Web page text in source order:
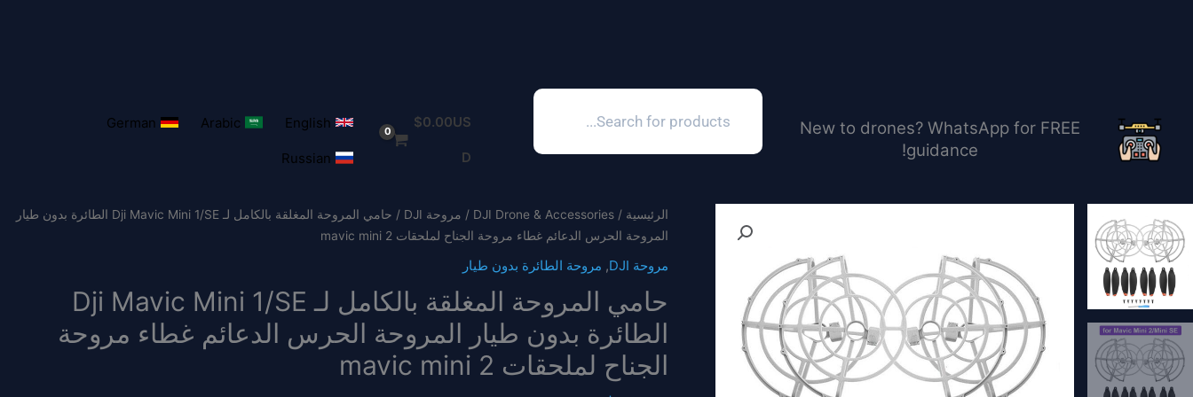
New to drones? WhatsApp for FREE
guidance!
search
$0.00US
D
English
Arabic
German
Russian
الرئيسية /
DJI Drone & Accessories
/ مروحة DJI
/ حامي المروحة المغلقة بالكامل لـ Dji Mavic Mini 1/SE الطائرة بدون طيار
المروحة الحرس الدعائم غطاء مروحة الجناح لملحقات mavic mini 2
مروحة DJI , مروحة الطائرة بدون طيار
حامي المروحة المغلقة بالكامل لـ Dji Mavic Mini 1/SE
الطائرة بدون طيار المروحة الحرس الدعائم غطاء مروحة
الجناح لملحقات mavic mini 2